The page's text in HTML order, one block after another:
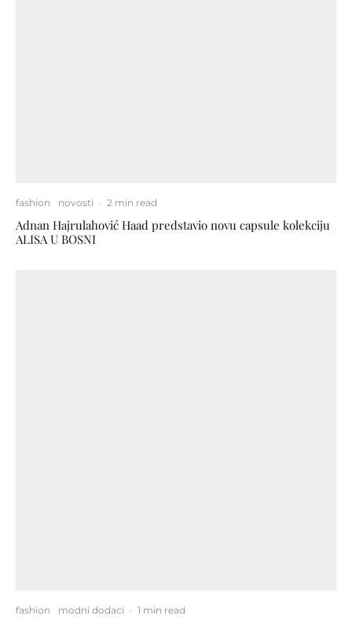
fashion novosti · 2 min read
Adnan Hajrulahović Haad predstavio novu capsule kolekciju
ALISA U BOSNI
fashion modni dodaci · 1 min read